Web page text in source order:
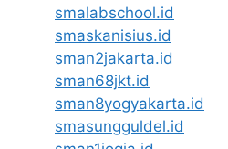
smalabschool.id
smaskanisius.id
sman2jakarta.id
sman68jkt.id
sman8yogyakarta.id
smasungguldel.id